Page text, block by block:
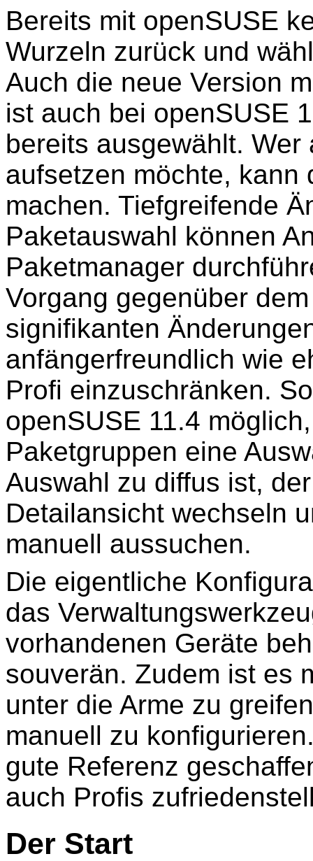
Bereits mit openSUSE
Wurzeln zurück und
Auch die neue Version
ist auch bei openSUSE
bereits ausgewählt.
aufsetzen möchte, kann
machen. Tiefgreifende
Paketauswahl können
Paketmanager
Vorgang gegenüber
signifikanten
anfängerfreundlich wie
Profi einzuschränken.
openSUSE 11.4
Paketgruppen eine
Auswahl zu diffus ist,
Detailansicht wechseln
manuell aussuchen.
Die eigentliche
das
vorhandenen Geräte
souverän. Zudem ist es
unter die Arme zu
manuell zu
gute Referenz
auch Profis
Der Start